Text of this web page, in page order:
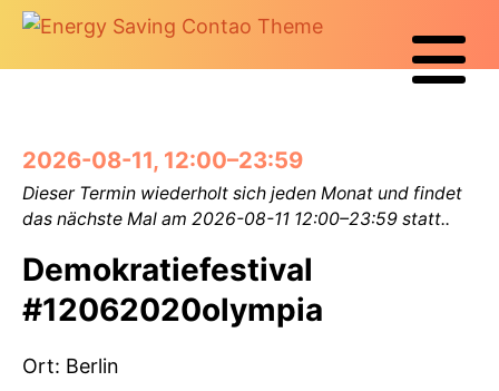
2026-08-11, 12:00–23:59
Dieser Termin wiederholt sich jeden Monat und findet
das nächste Mal am 2026-08-11 12:00–23:59 statt..
Demokratiefestival
#12062020olympia
Ort: Berlin